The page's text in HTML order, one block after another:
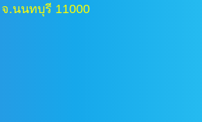
.นนทบุรี 11000